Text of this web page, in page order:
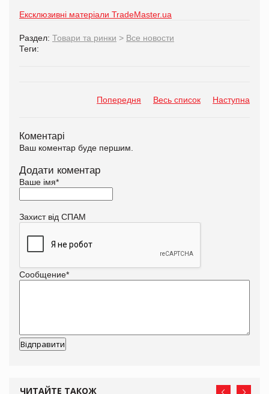
Ексклюзивні матеріали TradeMaster.ua
Раздел: Товари та ринки > Все новости
Теги:
Попередня Весь список Наступна
Коментарі
Ваш коментар буде першим.
Додати коментар
Ваше імя*
Захист від СПАМ
Сообщение*
ЧИТАЙТЕ ТАКОЖ